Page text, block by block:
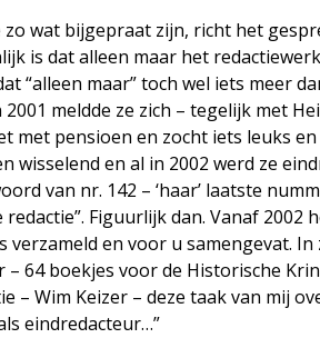
zo wat bijgepraat zijn, richt het
is dat alleen maar het
“alleen maar” toch wel iets meer
2001 meldde ze zich – tegelijk met
met pensioen en zocht iets leuks
wisselend en al in 2002 werd ze
van nr. 142 – ‘haar’ laatste
redactie”. Figuurlijk dan. Vanaf
verzameld en voor u samengevat.
– 64 boekjes voor de Historische
– Wim Keizer – deze taak van mij
eindredacteur…”